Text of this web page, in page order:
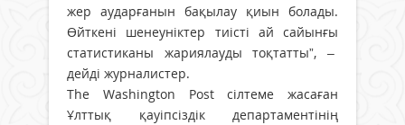
жер аударғанын бақылау қиын болады.
Өйткені шенеуніктер тиісті ай сайынғы
статистиканы жариялауды тоқтатты”, –
дейді журналистер.
The Washington Post сілтеме жасаған
Ұлттық қауіпсіздік департаментінің